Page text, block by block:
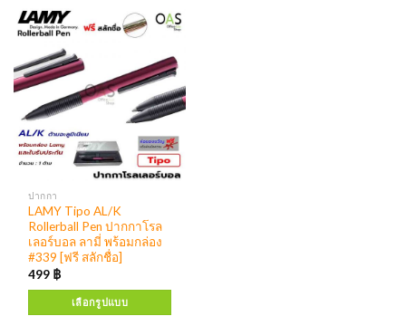
ปากกา
LAMY Tipo AL/K
Rollerball Pen ปากกาโรล
เลอร์บอล ลามี่ พร้อมกล่อง
#339 [ฟรี สลักชื่อ]
499 ฿
เลือกรูปแบบ